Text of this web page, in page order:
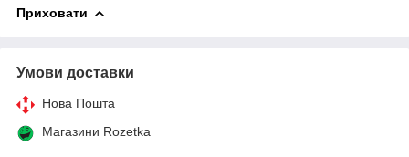
Приховати
Умови доставки
Нова Пошта
Магазини Rozetka